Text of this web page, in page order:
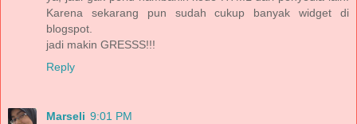
Karena sekarang pun sudah cukup banyak widget di
blogspot.
jadi makin GRESSS!!!
Reply
Marseli 9:01 PM